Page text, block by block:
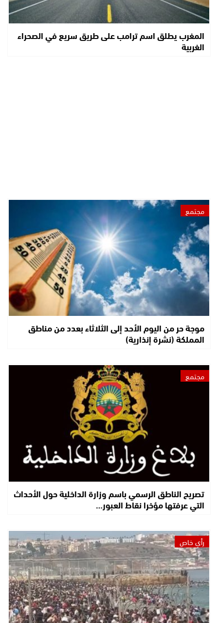
المغرب يطلق اسم ترامب على طريق سريع في الصحراء
الغربية
مجتمع
موجة حر من اليوم الأحد إلى الثلاثاء بعدد من مناطق
المملكة (نشرة إنذارية)
مجتمع
تصريح الناطق الرسمي باسم وزارة الداخلية حول الأحداث
التي عرفتها مؤخرا نقاط العبور…
رأي خاص